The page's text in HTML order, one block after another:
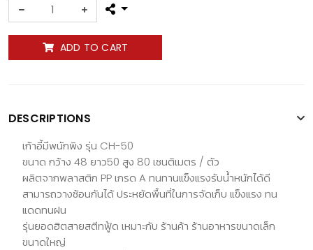
ADD TO CART
DESCRIPTIONS
เก้าอี้มีพนักพิง รุ่น CH-50
ขนาด กว้าง 48 ยาว50 สูง 80 เซนติเมตร / ตัว
ผลิตจากพลาสติก PP เกรด A ทนทานแข็งแรงรับน้ำหนักได้ดี
สามารถวางซ้อนกันได้ ประหยัดพื้นที่ในการจัดเก็บ แข็งแรง ทน
แดดทนฝน
รุ่นยอดฮิตสายสตีทฟู้ด เหมาะกับ ร้านค้า ร้านอาหารขนาดเล็ก
ขนาดใหญ่